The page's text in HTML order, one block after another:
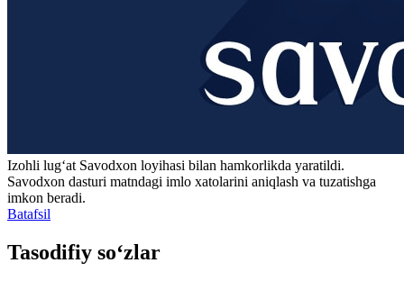
Izohli lugʻat Savodxon loyihasi bilan hamkorlikda yaratildi.
Savodxon dasturi matndagi imlo xatolarini aniqlash va tuzatishga
imkon beradi.
Batafsil
Tasodifiy so‘zlar